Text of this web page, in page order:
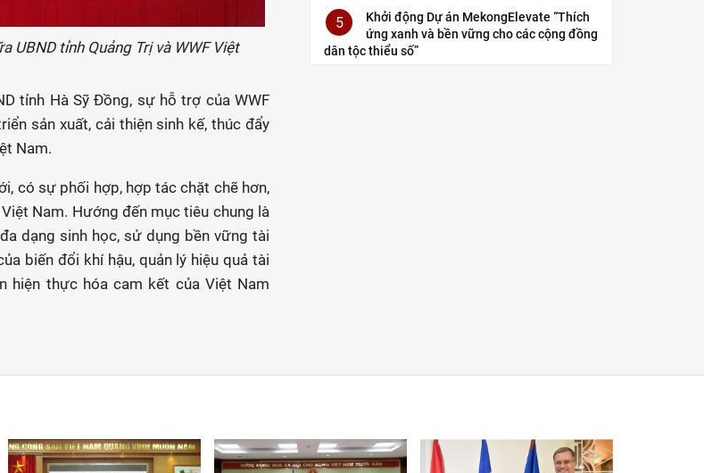
tỉnh Quảng Trị và WWF Việt
tỉnh Hà Sỹ Đồng, sự hỗ trợ của WWF
sản xuất, cải thiện sinh kế, thúc đẩy
Nam.
có sự phối hợp, hợp tác chặt chẽ hơn,
Nam. Hướng đến mục tiêu chung là
dạng sinh học, sử dụng bền vững tài
biến đổi khí hậu, quản lý hiệu quả tài
hiện thực hóa cam kết của Việt Nam
5
Khởi động Dự án MekongElevate “Thích
ứng xanh và bền vững cho các cộng đồng
dân tộc thiểu số”